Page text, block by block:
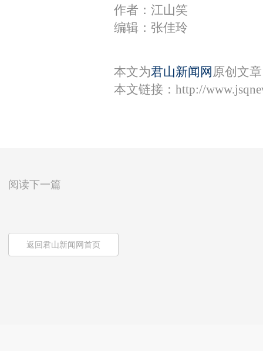
作者：江山笑
编辑：张佳玲
本文为君山新闻网 原创文
本文链接： http://
阅读下一篇
返回君山新闻网首页